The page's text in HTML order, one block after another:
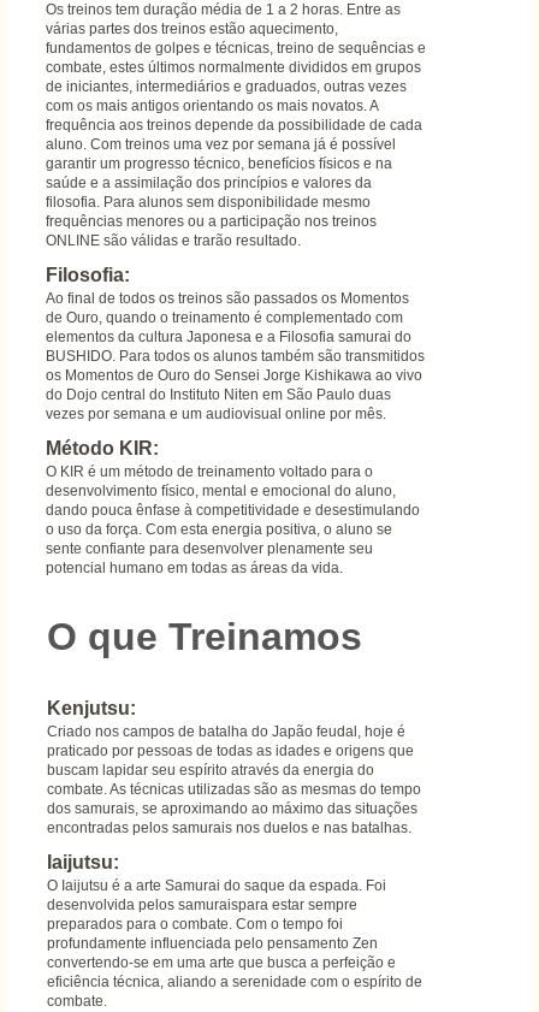
Os treinos tem duração média de 1 a 2 horas. Entre as
várias partes dos treinos estão aquecimento,
fundamentos de golpes e técnicas, treino de sequências e
combate, estes últimos normalmente divididos em grupos
de iniciantes, intermediários e graduados, outras vezes
com os mais antigos orientando os mais novatos. A
frequência aos treinos depende da possibilidade de cada
aluno. Com treinos uma vez por semana já é possível
garantir um progresso técnico, benefícios físicos e na
saúde e a assimilação dos princípios e valores da
filosofia. Para alunos sem disponibilidade mesmo
frequências menores ou a participação nos treinos
ONLINE são válidas e trarão resultado.
Filosofia:
Ao final de todos os treinos são passados os Momentos
de Ouro, quando o treinamento é complementado com
elementos da cultura Japonesa e a Filosofia samurai do
BUSHIDO. Para todos os alunos também são transmitidos
os Momentos de Ouro do Sensei Jorge Kishikawa ao vivo
do Dojo central do Instituto Niten em São Paulo duas
vezes por semana e um audiovisual online por mês.
Método KIR:
O KIR é um método de treinamento voltado para o
desenvolvimento físico, mental e emocional do aluno,
dando pouca ênfase à competitividade e desestimulando
o uso da força. Com esta energia positiva, o aluno se
sente confiante para desenvolver plenamente seu
potencial humano em todas as áreas da vida.
O que Treinamos
Kenjutsu:
Criado nos campos de batalha do Japão feudal, hoje é
praticado por pessoas de todas as idades e origens que
buscam lapidar seu espírito através da energia do
combate. As técnicas utilizadas são as mesmas do tempo
dos samurais, se aproximando ao máximo das situações
encontradas pelos samurais nos duelos e nas batalhas.
Iaijutsu:
O Iaijutsu é a arte Samurai do saque da espada. Foi
desenvolvida pelos samuraispara estar sempre
preparados para o combate. Com o tempo foi
profundamente influenciada pelo pensamento Zen
convertendo-se em uma arte que busca a perfeição e
eficiência técnica, aliando a serenidade com o espírito de
combate.